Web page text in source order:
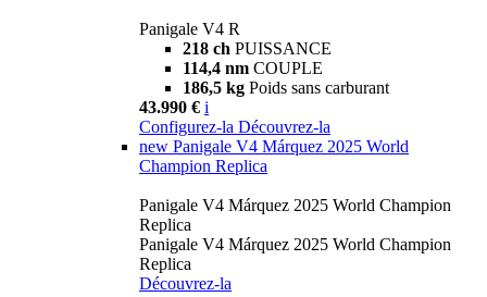
Panigale V4 R
218 ch PUISSANCE
114,4 nm COUPLE
186,5 kg Poids sans carburant
43.990 € i
Configurez-la Découvrez-la
new Panigale V4 Márquez 2025 World
Champion Replica
Panigale V4 Márquez 2025 World Champion
Replica
Panigale V4 Márquez 2025 World Champion
Replica
Découvrez-la